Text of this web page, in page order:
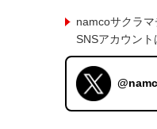
namcoサクラ
SNSアカウント